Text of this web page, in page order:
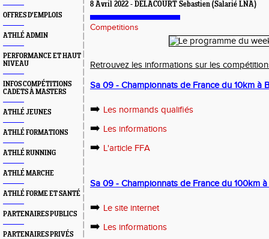
OFFRES D'EMPLOIS
ATHLÉ ADMIN
PERFORMANCE ET HAUT
NIVEAU
INFOS COMPÉTITIONS
CADETS À MASTERS
ATHLÉ JEUNES
ATHLÉ FORMATIONS
ATHLÉ RUNNING
ATHLÉ MARCHE
ATHLÉ FORME ET SANTÉ
PARTENAIRES PUBLICS
PARTENAIRES PRIVÉS
8 Avril 2022 - DELACOURT Sebastien (Salarié LNA)
Competitions
Retrouvez les informations sur les
Sa 09 - Championnats de France du 10km à
➡️ Les normands qualifiés
➡️ Les informations
➡️ L'article FFA
Sa 09 - Championnats de France du 100km à
➡️ Le site internet
➡️ Les informations